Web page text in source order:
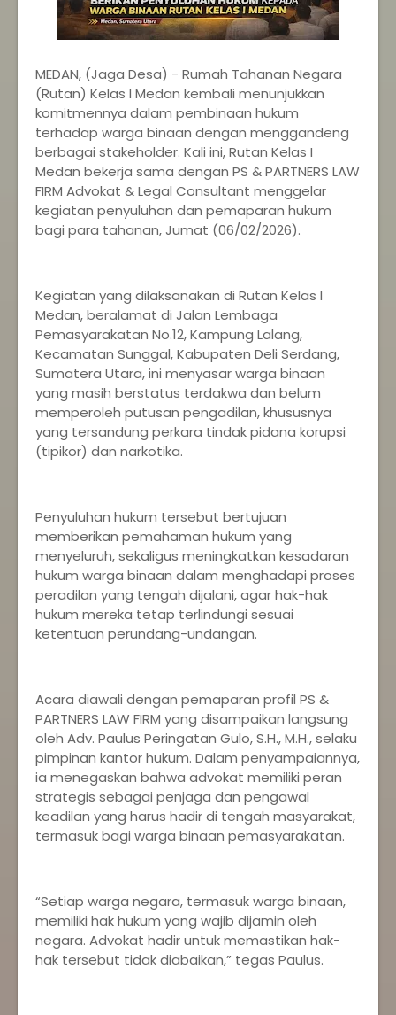
MEDAN, (Jaga Desa) - Rumah Tahanan Negara
(Rutan) Kelas I Medan kembali menunjukkan
komitmennya dalam pembinaan hukum
terhadap warga binaan dengan menggandeng
berbagai stakeholder. Kali ini, Rutan Kelas I
Medan bekerja sama dengan PS & PARTNERS LAW
FIRM Advokat & Legal Consultant menggelar
kegiatan penyuluhan dan pemaparan hukum
bagi para tahanan, Jumat (06/02/2026).
Kegiatan yang dilaksanakan di Rutan Kelas I
Medan, beralamat di Jalan Lembaga
Pemasyarakatan No.12, Kampung Lalang,
Kecamatan Sunggal, Kabupaten Deli Serdang,
Sumatera Utara, ini menyasar warga binaan
yang masih berstatus terdakwa dan belum
memperoleh putusan pengadilan, khususnya
yang tersandung perkara tindak pidana korupsi
(tipikor) dan narkotika.
Penyuluhan hukum tersebut bertujuan
memberikan pemahaman hukum yang
menyeluruh, sekaligus meningkatkan kesadaran
hukum warga binaan dalam menghadapi proses
peradilan yang tengah dijalani, agar hak-hak
hukum mereka tetap terlindungi sesuai
ketentuan perundang-undangan.
Acara diawali dengan pemaparan profil PS &
PARTNERS LAW FIRM yang disampaikan langsung
oleh Adv. Paulus Peringatan Gulo, S.H., M.H., selaku
pimpinan kantor hukum. Dalam penyampaiannya,
ia menegaskan bahwa advokat memiliki peran
strategis sebagai penjaga dan pengawal
keadilan yang harus hadir di tengah masyarakat,
termasuk bagi warga binaan pemasyarakatan.
“Setiap warga negara, termasuk warga binaan,
memiliki hak hukum yang wajib dijamin oleh
negara. Advokat hadir untuk memastikan hak-
hak tersebut tidak diabaikan,” tegas Paulus.